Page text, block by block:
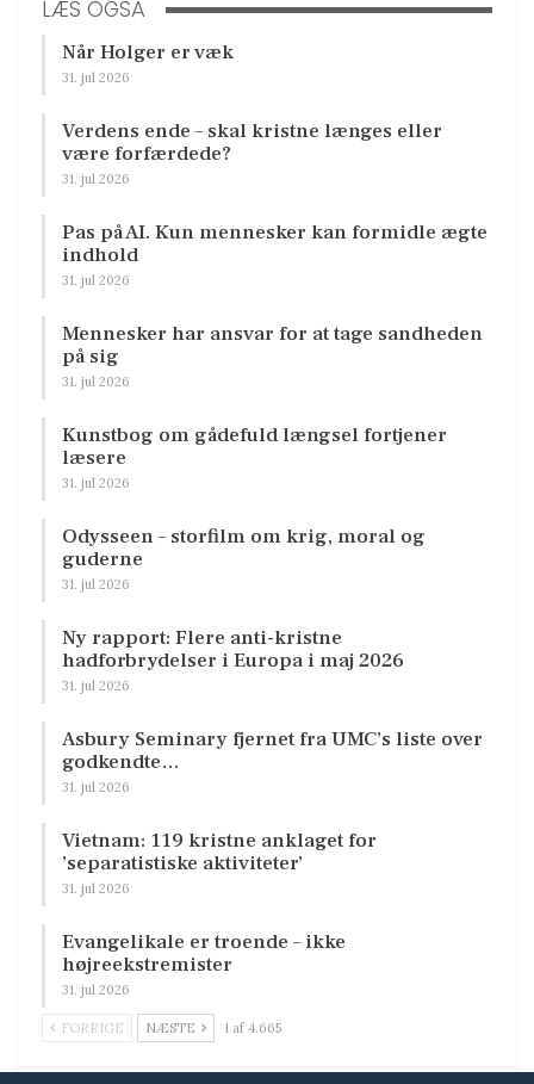
LÆS OGSÅ
Når Holger er væk
31. jul 2026
Verdens ende – skal kristne længes eller
være forfærdede?
31. jul 2026
Pas på AI. Kun mennesker kan formidle ægte
indhold
31. jul 2026
Mennesker har ansvar for at tage sandheden
på sig
31. jul 2026
Kunstbog om gådefuld længsel fortjener
læsere
31. jul 2026
Odysseen – storfilm om krig, moral og
guderne
31. jul 2026
Ny rapport: Flere anti-kristne
hadforbrydelser i Europa i maj 2026
31. jul 2026
Asbury Seminary fjernet fra UMC’s liste over
godkendte…
31. jul 2026
Vietnam: 119 kristne anklaget for
’separatistiske aktiviteter’
31. jul 2026
Evangelikale er troende – ikke
højreekstremister
31. jul 2026
FORRIGE NÆSTE 1 af 4.665